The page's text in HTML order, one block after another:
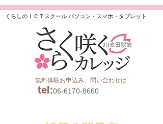
くらしのＩＣＴスクール パソコン・スマホ・タブレット
JR吹田駅前
無料体験お申込み、問い合わせは
tel:06-6170-8660